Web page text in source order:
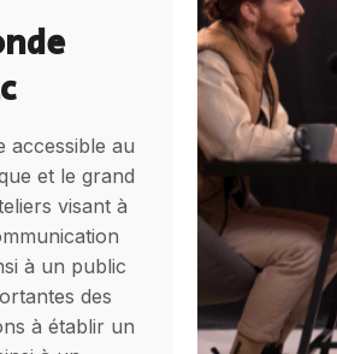
accessible au
et le grand
visant à
à un public
des
à établir un